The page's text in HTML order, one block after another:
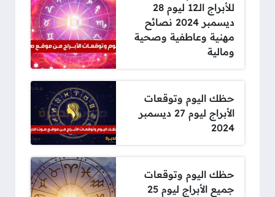
للأبراج الـ12 ليوم 28
ديسمبر 2024 نصائح
مهنية وعاطفية وصحية
ومالية
حظك اليوم وتوقعات
الأبراج ليوم 27 ديسمبر
2024
حظك اليوم وتوقعات
جميع الأبراج ليوم 25